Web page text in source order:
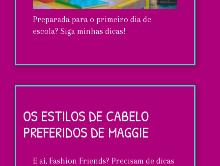
Preparada para o primeiro dia de
escola? Siga minhas dicas!
volta
às
aulas
super
GO.ZY.!
OS ESTILOS DE CABELO
PREFERIDOS DE MAGGIE
E aí, Fashion Friends? Precisam de dicas